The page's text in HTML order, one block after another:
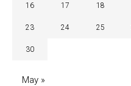
16 17 18
23 24 25
30
May »